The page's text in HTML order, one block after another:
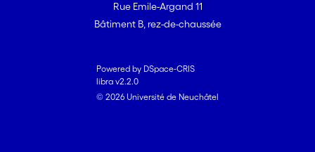
Rue Emile-Argand 11
Bâtiment B, rez-de-chaussée
Powered by DSpace-CRIS
libra v2.2.0
© 2026 Université de Neuchâtel